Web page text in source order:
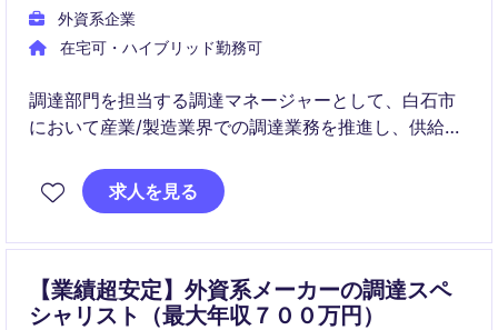
外資系企業
在宅可・ハイブリッド勤務可
調達部門を担当する調達マネージャーとして、白石市
において産業/製造業界での調達業務を推進し、供給チ
給業者との関係構築を通じて、最適な購買活動を実現
する役割です。
求人を見る
【業績超安定】外資系メーカーの調達スペ
シャリスト（最大年収７００万円）